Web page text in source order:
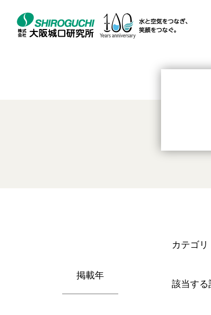
カテゴリ
該当する
掲載年